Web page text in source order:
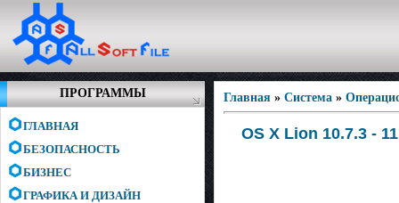
ПРОГРАММЫ
ГЛАВНАЯ
БЕЗОПАСНОСТЬ
БИЗНЕС
ГРАФИКА И ДИЗАЙН
Главная » Система »
OS X Lion 10.7.3 -